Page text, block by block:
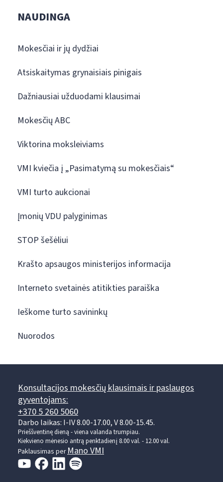
NAUDINGA
Mokesčiai ir jų dydžiai
Atsiskaitymas grynaisiais pinigais
Dažniausiai užduodami klausimai
Mokesčių ABC
Viktorina moksleiviams
VMI kviečia į „Pasimatymą su mokesčiais“
VMI turto aukcionai
Įmonių VDU palyginimas
STOP šešėliui
Krašto apsaugos ministerijos informacija
Interneto svetainės atitikties paraiška
Ieškome turto savininkų
Nuorodos
Konsultacijos mokesčių klausimais ir paslaugos
gyventojams:
+370 5 260 5060
Darbo laikas: I-IV 8.00-17.00, V 8.00-15.45.
Prieššventinę dieną - viena valanda trumpiau.
Kiekvieno mėnesio antrą penktadienį 8.00 val. - 12.00 val.
Paklausimas perMano VMI